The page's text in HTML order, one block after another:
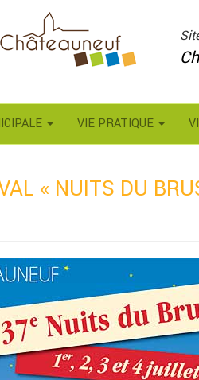
VIE PRATIQUE
« NUITS DU